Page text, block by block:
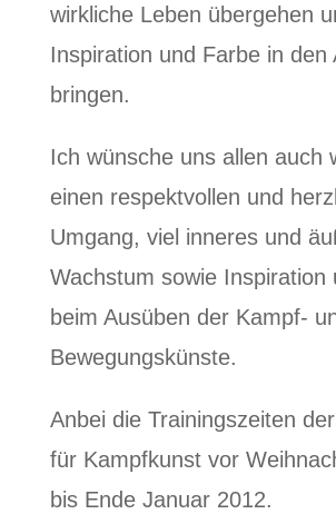
wirkliche Leben übergehen
Inspiration und Farbe in den
bringen.
Ich wünsche uns allen auch
einen respektvollen und
Umgang, viel inneres und
Wachstum sowie Inspiration
beim Ausüben der Kampf-
Bewegungskünste.
Anbei die Trainingszeiten
für Kampfkunst vor
bis Ende Januar 2012.